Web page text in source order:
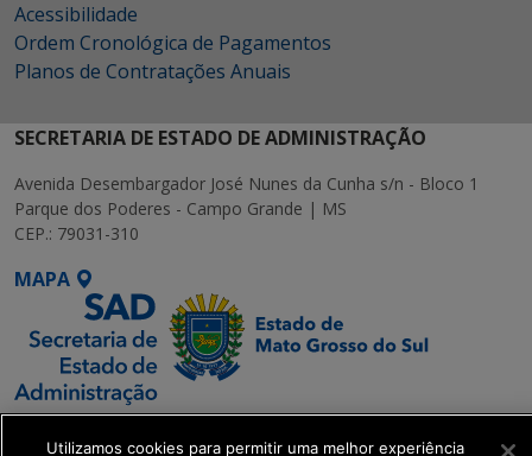
Acessibilidade
Ordem Cronológica de Pagamentos
Planos de Contratações Anuais
SECRETARIA DE ESTADO DE ADMINISTRAÇÃO
Avenida Desembargador José Nunes da Cunha s/n - Bloco 1
Parque dos Poderes - Campo Grande | MS
CEP.: 79031-310
MAPA
Utilizamos cookies para permitir uma melhor experiência